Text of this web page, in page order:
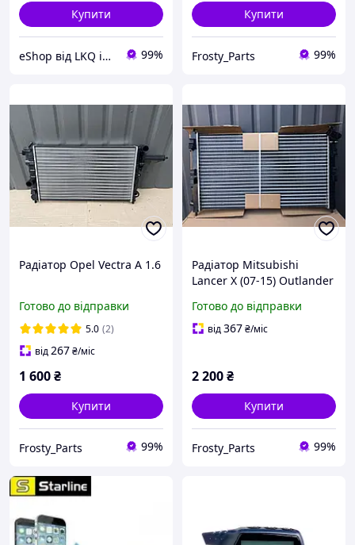
Купити
eShop від LKQ інтернет-магазин автозапчастин 99%
Купити
Frosty_Parts 99%
Радіатор Opel Vectra A 1.6
Готово до відправки
5.0 (2)
від267₴/міс
1 600₴
Купити
Frosty_Parts 99%
Радіатор Mitsubishi
Lancer X (07-15) Outlander
Готово до відправки
від367₴/міс
2 200₴
Купити
Frosty_Parts 99%